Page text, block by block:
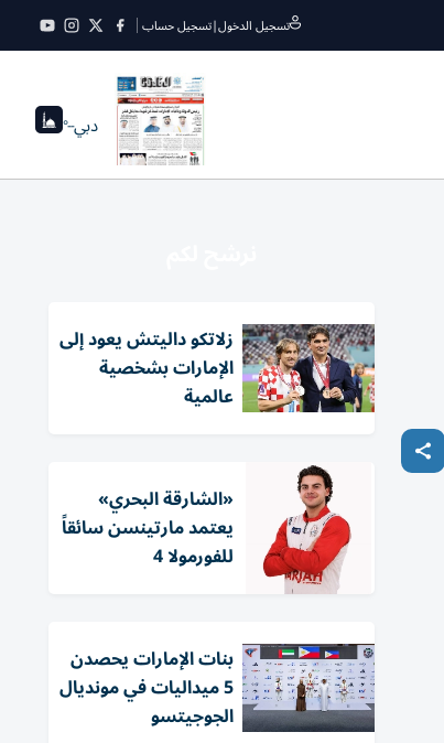
تسجيل الدخول|تسجيل حساب
دبي--°
زلاتكو داليتش يعود إلى
الإمارات بشخصية
عالمية
«الشارقة البحري»
يعتمد مارتينسن سائقاً
للفورمولا 4
بنات الإمارات يحصدن
5 ميداليات في مونديال
الجوجيتسو